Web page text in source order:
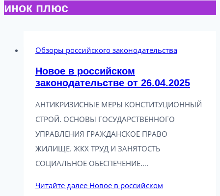
инок плюс
Обзоры российского законодательства
Новое в российском
законодательстве от 26.04.2025
АНТИКРИЗИСНЫЕ МЕРЫ КОНСТИТУЦИОННЫЙ
СТРОЙ. ОСНОВЫ ГОСУДАРСТВЕННОГО
УПРАВЛЕНИЯ ГРАЖДАНСКОЕ ПРАВО
ЖИЛИЩЕ. ЖКХ ТРУД И ЗАНЯТОСТЬ
СОЦИАЛЬНОЕ ОБЕСПЕЧЕНИЕ….
Читайте далее Новое в российском